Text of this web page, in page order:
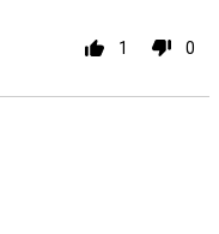
1 0